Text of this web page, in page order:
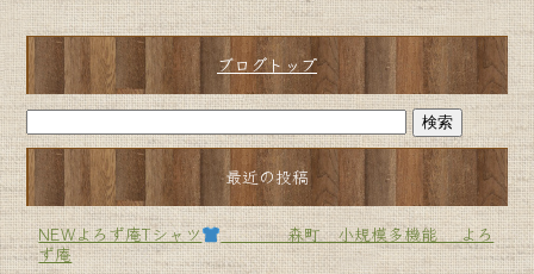
ブログトップ
最近の投稿
NEWよろず庵Tシャツ
森町 小規模多機能 よろ
ず庵